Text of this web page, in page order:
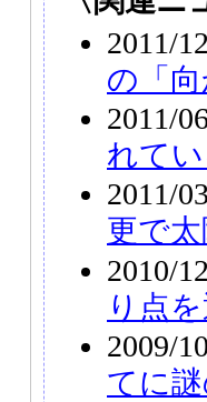
2011/
の「
2011/
れてい
2011/
更で
2010/
り点
2009/
てに